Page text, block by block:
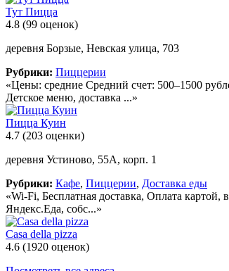
Тут Пицца
4.8 (99 оценок)
деревня Борзые, Невская улица, 703
Рубрики: Пиццерии
«Цены: средние Средний счет: 500–1500
Детское меню, доставка ...»
Пицца Куин
4.7 (203 оценки)
деревня Устиново, 55А, корп. 1
Рубрики: Кафе, Пиццерии, Доставка еды
«Wi-Fi, Бесплатная доставка, Оплата картой,
Яндекс.Еда, собс...»
Casa della pizza
4.6 (1920 оценок)